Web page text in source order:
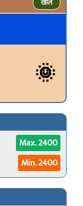
खोलें
🌞
Max. 2400
Min. 2400